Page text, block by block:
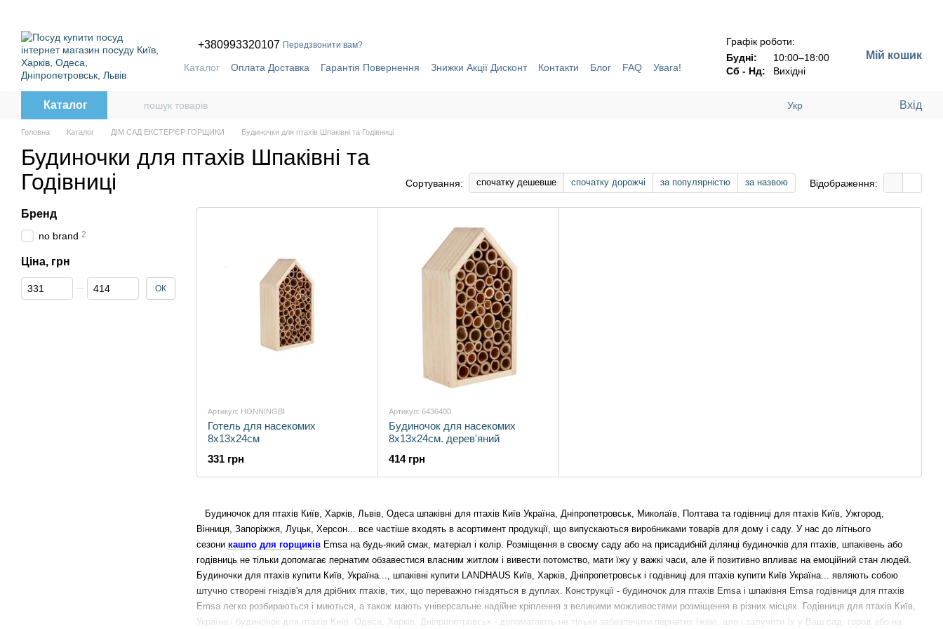
+380993320107 Передзвонити вам?
Каталог Оплата Доставка Гарантія Повернення Знижки Акції Дисконт Контакти Блог FAQ
Увага!
Графік роботи:
Будні:
10:00–18:00
Сб - Нд:
Вихідні
Мій кошик
Каталог Укр Вхід
Головна Каталог ДІМ САД ЕКСТЕР'ЄР ГОРЩИКИ Будиночки для птахів Шпаківні та Годівниці
Будиночки для птахів Шпаківні та
Годівниці
Сортування: спочатку дешевше спочатку дорожчі за популярністю за назвою Відображення:
Будиночок для птахів Київ, Харків, Львів, Одеса шпаківні для птахів Київ Україна, Дніпропетровськ, Миколаїв, Полтава та годівниці для птахів Київ, Ужгород,
Вінниця, Запоріжжя, Луцьк, Херсон... все частіше входять в асортимент продукції, що випускаються виробниками товарів для дому і саду. У нас до літнього
сезони кашпо для горщиків Emsa на будь-який смак, матеріал і колір. Розміщення в своєму саду або на присадибній ділянці будиночків для птахів, шпаківень або
годівниць не тільки допомагає пернатим обзавестися власним житлом і вивести потомство, мати їжу у важкі часи, але й позитивно впливає на емоційний стан людей.
Будиночки для птахів купити Київ, Україна..., шпаківні купити LANDHAUS Київ, Харків, Дніпропетровськ і годівниці для птахів купити Київ Україна... являють собою
штучно створені гніздів'я для дрібних птахів, тих, що переважно гніздяться в дуплах. Конструкції - будиночок для птахів Emsa і шпаківня Emsa годівниця для птахів
Emsa легко розбираються і миються, а також мають універсальне надійне кріплення з великими можливостями розміщення в різних місцях. Годівниця для птахів Київ,
Україна і будиночок для птахів Київ, Одеса, Харків, Дніпропетровськ - допомагають не тільки забезпечити пернатих їжею, але і залучити їх у Ваш сад, город або на
Артикул: HONNINGBI
Готель для насекомих
8x13x24см
331 грн
Артикул: 6436400
Будиночок для насекомих
8x13x24см. дерев'яний
414 грн
Бренд
no brand 2
Ціна, грн
Від Ціна, грн
До Ціна, грн ОК